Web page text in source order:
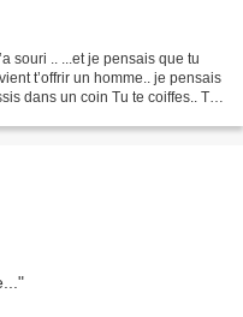
souri .. ...et je pensais que tu
t’offrir un homme.. je pensais
dans un coin Tu te coiffes.. Tu